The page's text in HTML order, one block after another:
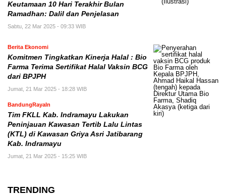
Keutamaan 10 Hari Terakhir Bulan
Ramadhan: Dalil dan Penjelasan
Sabtu, 22 Mar 2025 - 09:33 WIB
Berita Ekonomi
Komitmen Tingkatkan Kinerja Halal : Bio
Farma Terima Sertifikat Halal Vaksin BCG
dari BPJPH
Jumat, 21 Mar 2025 - 18:28 WIB
BandungRayaIn
Tim FKLL Kab. Indramayu Lakukan
Peninjauan Kawasan Tertib Lalu Lintas
(KTL) di Kawasan Griya Asri Jatibarang
Kab. Indramayu
Jumat, 21 Mar 2025 - 15:25 WIB
TRENDING